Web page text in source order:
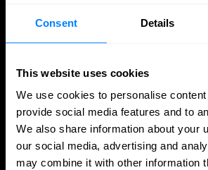
Consent Details
This website uses cookies
We use cookies to personalise
provide social media features and to
We also share information about your
our social media, advertising and
may combine it with other information